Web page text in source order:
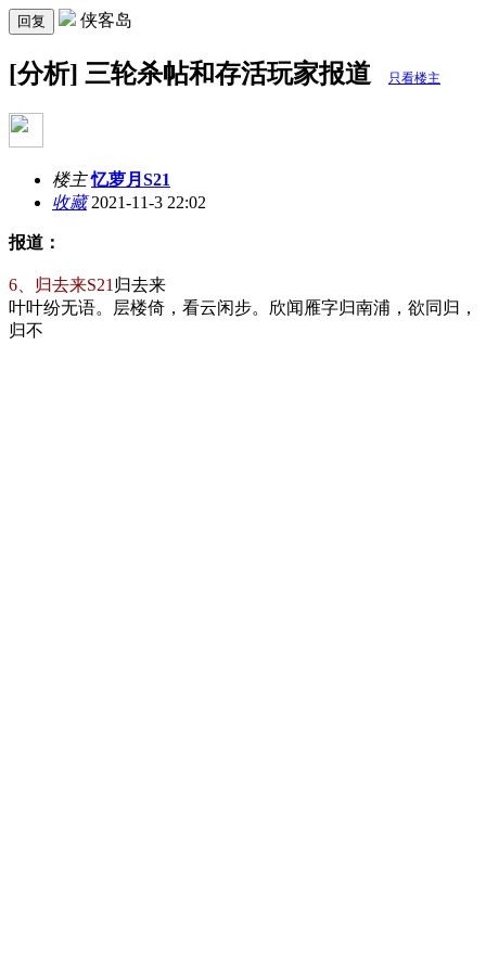
回复 侠客岛
[分析] 三轮杀帖和存活玩家报道 只看楼主
楼主 忆萝月S21
收藏2021-11-3 22:02
报道：
6、归去来S21 归去来
叶叶纷无语。层楼倚，看云闲步。欣闻雁字归南浦，欲同归，
归不